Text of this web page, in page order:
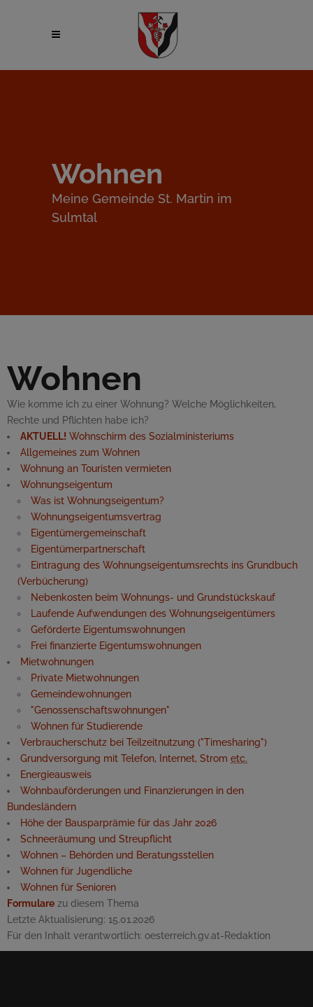
Wohnen
Meine Gemeinde St. Martin im
Sulmtal
Wohnen
Wie komme ich zu einer Wohnung? Welche Möglichkeiten,
Rechte und Pflichten habe ich?
AKTUELL! Wohnschirm des Sozialministeriums
Allgemeines zum Wohnen
Wohnung an Touristen vermieten
Wohnungseigentum
Was ist Wohnungseigentum?
Wohnungseigentumsvertrag
Eigentümergemeinschaft
Eigentümerpartnerschaft
Eintragung des Wohnungseigentumsrechts ins Grundbuch
(Verbücherung)
Nebenkosten beim Wohnungs- und Grundstückskauf
Laufende Aufwendungen des Wohnungseigentümers
Geförderte Eigentumswohnungen
Frei finanzierte Eigentumswohnungen
Mietwohnungen
Private Mietwohnungen
Gemeindewohnungen
"Genossenschaftswohnungen"
Wohnen für Studierende
Verbraucherschutz bei Teilzeitnutzung ("Timesharing")
Grundversorgung mit Telefon, Internet, Strom etc.
Energieausweis
Wohnbauförderungen und Finanzierungen in den
Bundesländern
Höhe der Bausparprämie für das Jahr 2026
Schneeräumung und Streupflicht
Wohnen – Behörden und Beratungsstellen
Wohnen für Jugendliche
Wohnen für Senioren
Formulare zu diesem Thema
Letzte Aktualisierung: 15.01.2026
Für den Inhalt verantwortlich: oesterreich.gv.at-Redaktion